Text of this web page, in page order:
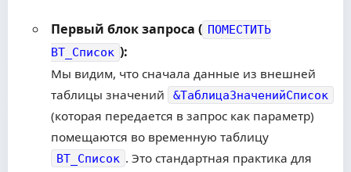
Первый блок запроса ( ПОМЕСТИТЬ
ВТ_Список ):
Мы видим, что сначала данные из внешней
таблицы значений
&ТаблицаЗначенийСписок
(которая передается в запрос как параметр)
помещаются во временную таблицу
ВТ_Список . Это стандартная практика для